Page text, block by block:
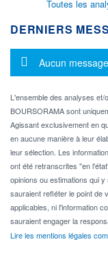
Toutes les
DERNIERS
Message
Aucun
L'ensemble des analyses
BOURSORAMA sont
Agissant exclusivement en
en aucune manière à leur
leur sélection. Les
ont été retranscrites "en
opinions ou estimations qui
sauraient refléter le point de
applicables, ni l'information
sauraient engager la
Lire les mentions légales